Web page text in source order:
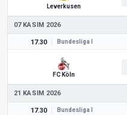
Leverkusen
07 KASIM 2026
17.30 Bundesliga I
FC Köln
21 KASIM 2026
17.30 Bundesliga I